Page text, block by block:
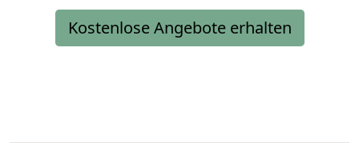
Kostenlose Angebote erhalten